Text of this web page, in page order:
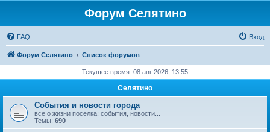
Форум Селятино
FAQ Вход
Форум Селятино Список форумов
Текущее время: 08 авг 2026, 13:55
Селятино
События и новости города
все о жизни поселка: события, новости...
Темы: 690